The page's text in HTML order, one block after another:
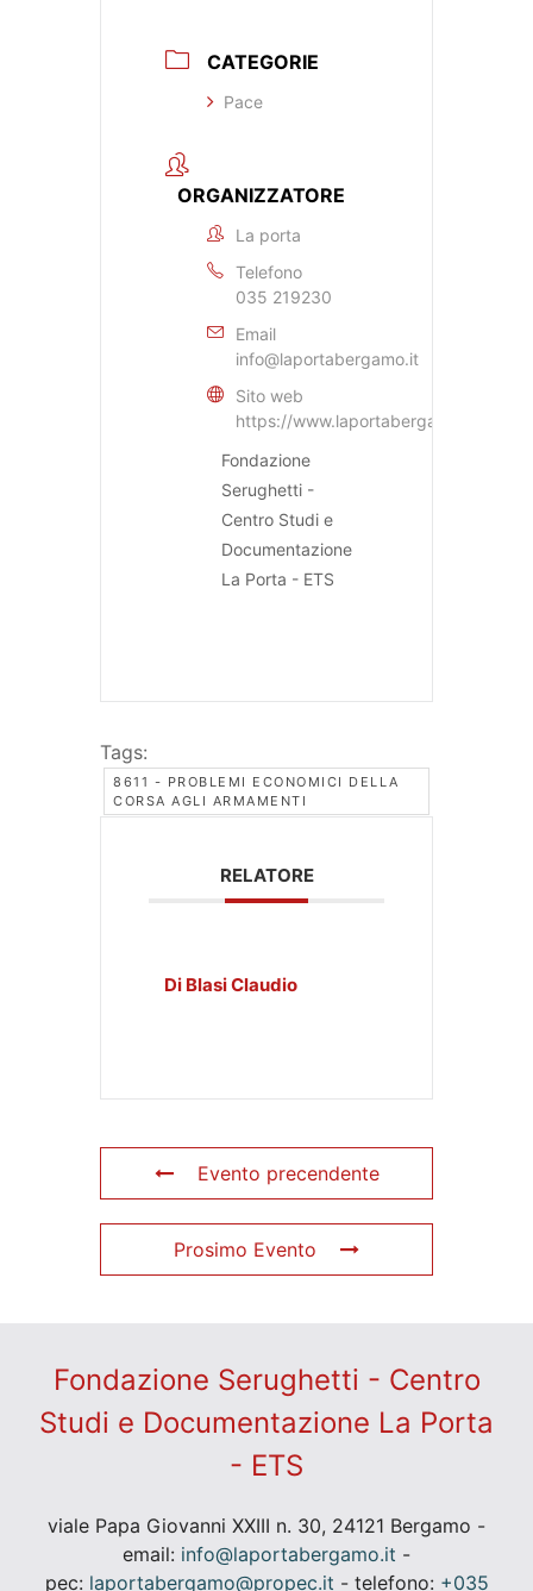
CATEGORIE
Pace
ORGANIZZATORE
La porta
Telefono
035 219230
Email
info@laportabergamo.it
Sito web
https://www.laportabergamo.it
Fondazione
Serughetti -
Centro Studi e
Documentazione
La Porta - ETS
Tags:
8611 - PROBLEMI ECONOMICI DELLA
CORSA AGLI ARMAMENTI
RELATORE
Di Blasi Claudio
Evento precendente
Prosimo Evento
Fondazione Serughetti - Centro
Studi e Documentazione La Porta
- ETS
viale Papa Giovanni XXIII n. 30, 24121 Bergamo -
email: info@laportabergamo.it -
pec: laportabergamo@propec.it - telefono: +035